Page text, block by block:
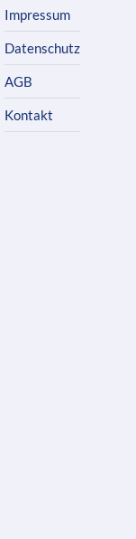
Impressum
Datenschutz
AGB
Kontakt